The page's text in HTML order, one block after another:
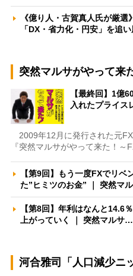
《億り人・古賀真人氏が厳
「DX・省力化・円安」を追
突然マルサがやって来
【最終回】1億
入れたプライス
2009年12月に発行された元
『突然マルサがやって来た！
【第9回】もう一度FXでリ
た”ヒミツのお金” ｜ 突然マ
【第8回】年利はなんと
上がっていく ｜ 突然マルサ…
河合雅司「人口減少ニ